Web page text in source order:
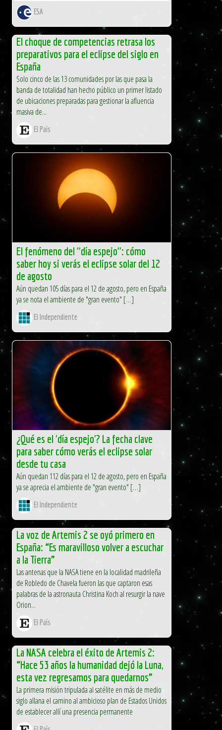
ESA
El choque de competencias retrasa los
preparativos para el eclipse del siglo en
España
Solo cinco de las 13 comunidades por las que pasa la
banda de totalidad han hecho público un primer listado
de ubicaciones preparadas para gestionar la afluencia
masiva de...
El País
El fenómeno del "día espejo": cómo
saber hoy si verás el eclipse solar del 12
de agosto
Aún quedan 105 días para el 12 de agosto, pero en España
ya se nota el ambiente de "gran evento" […]
El Independiente
¿Qué es el 'día espejo'? La fecha clave
para saber cómo verás el eclipse solar
desde tu casa
Aún quedan 112 días para el 12 de agosto, pero en España
ya se aprecia el ambiente de "gran evento" […]
El Independiente
La voz de Artemis 2 se oyó primero en
España: “Es maravilloso volver a escuchar
a la Tierra”
Las antenas que la NASA tiene en la localidad madrileña
de Robledo de Chavela fueron las que captaron esas
palabras de la astronauta Christina Koch al resurgir la nave
Orion...
El País
La NASA celebra el éxito de Artemis 2:
“Hace 53 años la humanidad dejó la Luna,
esta vez regresamos para quedarnos”
La primera misión tripulada al satélite en más de medio
siglo allana el camino al ambicioso plan de Estados Unidos
de establecer allí una presencia permanente